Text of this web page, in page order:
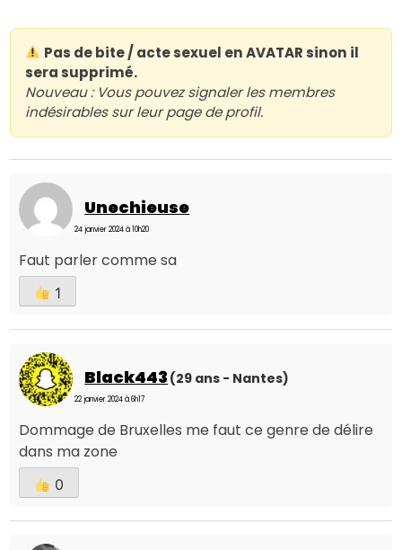
Pas de bite / acte sexuel en AVATAR sinon il
sera supprimé.
Nouveau : Vous pouvez signaler les membres
indésirables sur leur page de profil.
Unechieuse
24 janvier 2024 à 10h20
Faut parler comme sa
1
Black443 (29 ans - Nantes)
22 janvier 2024 à 6h17
Dommage de Bruxelles me faut ce genre de délire
dans ma zone
0